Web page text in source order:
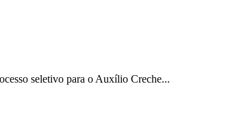
seletivo para o Auxílio Creche...